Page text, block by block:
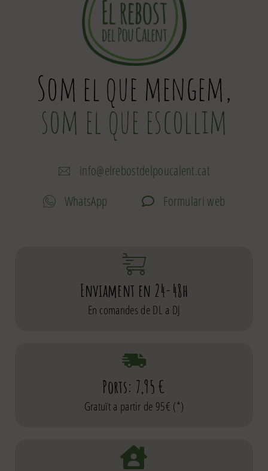
Som el que mengem,
som el que escollim
info@elrebostdelpoucalent.cat
WhatsApp
Formulari web
Enviament en 24-48h
En comandes de DL a DJ
Ports: 7,95 €
Gratuït a partir de 95€ (*)